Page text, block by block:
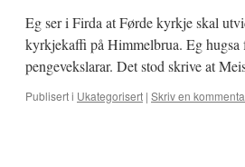
Eg ser i Firda at Førde kyrkje skal
kyrkjekaffi på Himmelbrua. Eg hugsa
pengevekslarar. Det stod skrive at
Publisert i Ukategorisert | Skriv en